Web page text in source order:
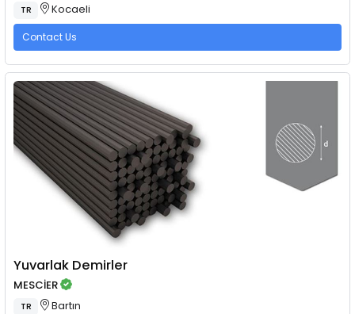
TR Kocaeli
Contact Us
Yuvarlak Demirler
MESCİER
TR Bartın